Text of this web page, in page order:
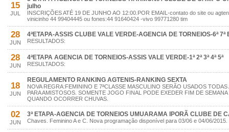
15
JUL
julho
INSCRIÇÕES ATÉ 19 DE JUNHO AO 12:00.POR EMAIL-contato do site ou
vinicinho 44 99404445 ou fones:44 91640424 -vivo 99771280 tim
28
JUN
4ªETAPA-ASSIS CLUBE VALE VERDE-AGENCIA DE TORNEIOS-6ª 7ª
RESULTADOS:
28
JUN
4ªETAPA AGENCIA DE TORNEIOS-ASSIS VALE VERDE-1ª 2ª 3ª 4ª 5ª
RESULTADOS:
18
JUN
REGULAMENTO RANKING AGTENIS-RANKING SEXTA
NOVA REGRA:FEMININO E 7ªCLASSE MASCULINO SERÃO USADOS
PARA AMISTOSOS. SOMENTE JOGO FINAL PODE EXEDER FIM DE
QUANDO OCORRER CHUVAS.
02
JUN
3ª ETAPA-AGENCIA DE TORNEIOS UMUARAMA IPORÃ CLUBE DE
Chaves. Feminino A e C. Nova programação disponível para 03/06 e 04/06/2015.